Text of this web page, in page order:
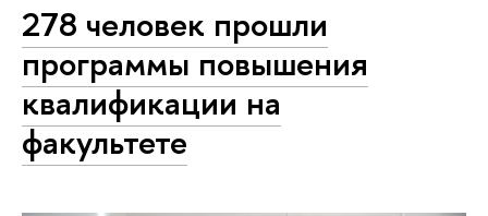
278 человек прошли
программы повышения
квалификации на
факультете